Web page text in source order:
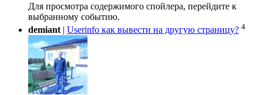
Для просмотра содержимого спойлера, перейдите к
выбранному событию.
demiant | Userinfo как вывести на другую страницу? 4